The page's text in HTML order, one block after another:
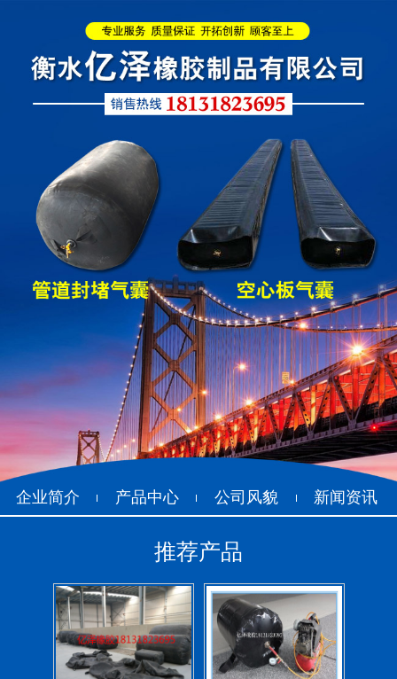
企业简介 产品中心 公司风貌 新闻资讯
推荐产品